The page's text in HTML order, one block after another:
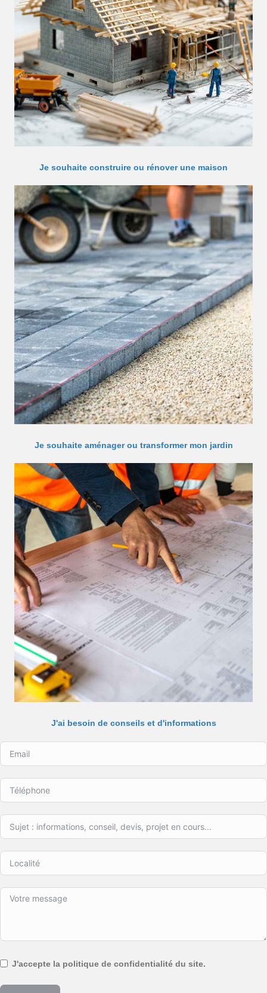
Je souhaite construire ou rénover une maison
Je souhaite aménager ou transformer mon jardin
J'ai besoin de conseils et d'informations
J'accepte la politique de confidentialité du site.